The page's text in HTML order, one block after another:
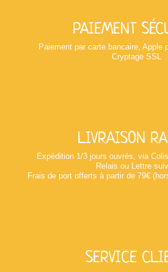
PAIEMENT
Paiement par carte bancaire, Apple
Cryptage SSL
LIVRAISON
Expédition 1/3 jours ouvrés, via
Relais ou Lettre
Frais de port offerts à partir de 79€
SERVICE